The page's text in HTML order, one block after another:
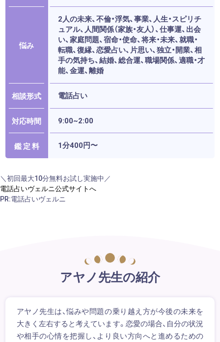
悩み
2人の未来、不倫・浮気、事業、人生・スピリチ
ュアル、人間関係（家族・友人）、仕事運、出会
い、家庭問題、宿命・使命、将来・未来、就職・
転職、復縁、恋愛占い、片思い、独立・開業、相
手の気持ち、結婚、総合運、職場関係、適職・才
能、金運、離婚
相談形式 電話占い
対応時間 9:00~2:00
鑑 定 料 1分400円〜
＼初回最大10分無料お試し実施中／
電話占いヴェルニ公式サイトへ
PR:電話占いヴェルニ
アヤノ先生の紹介
アヤノ先生は、悩みや問題の乗り越え方が今後の未来を
大きく左右すると考えています。恋愛の場合、自分の状況
や相手の心情を把握し、より良い方向へと進めるための